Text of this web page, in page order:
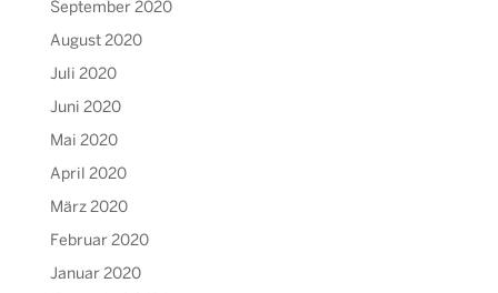
September 2020
August 2020
Juli 2020
Juni 2020
Mai 2020
April 2020
März 2020
Februar 2020
Januar 2020